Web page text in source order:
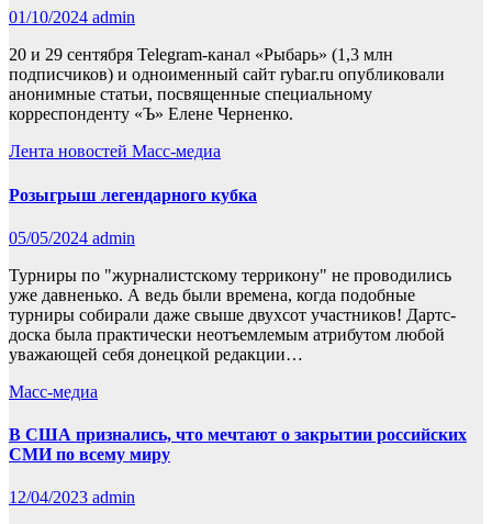
01/10/2024 admin
20 и 29 сентября Telegram-канал «Рыбарь» (1,3 млн
подписчиков) и одноименный сайт rybar.ru опубликовали
анонимные статьи, посвященные специальному
корреспонденту «Ъ» Елене Черненко.
Лента новостей Масс-медиа
Розыгрыш легендарного кубка
05/05/2024 admin
Турниры по "журналистскому террикону" не проводились
уже давненько. А ведь были времена, когда подобные
турниры собирали даже свыше двухсот участников! Дартс-
доска была практически неотъемлемым атрибутом любой
уважающей себя донецкой редакции…
Масс-медиа
В США признались, что мечтают о закрытии российских
СМИ по всему миру
12/04/2023 admin